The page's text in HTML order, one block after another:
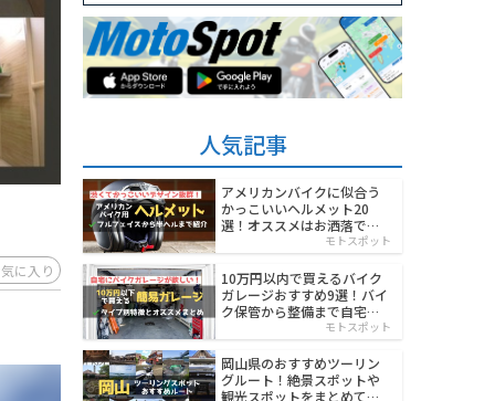
に入り
人気記事
アメリカンバイクに似合う
かっこいいヘルメット20
選！オススメはお洒落でワ
モトスポット
10万円以内で買えるバイク
ガレージおすすめ9選！バイ
ク保管から整備まで自宅で
モトスポット
岡山県のおすすめツーリン
グルート！絶景スポットや
観光スポットをまとめて紹